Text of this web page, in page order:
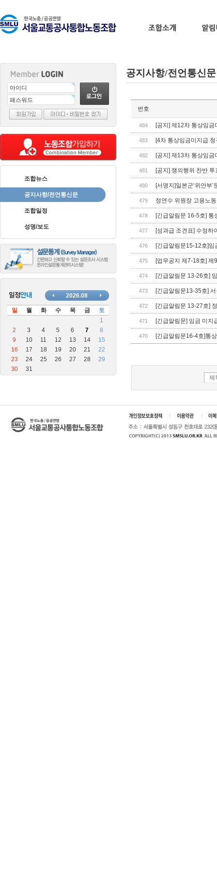
조합뉴스
공지사항/전언통신문
조합일정
성명/보도
공지사항/전언통신문
사
장
나
마
그
번호
484 [공지] 제12차 통상임
483 [4차 통상임금미지급
482 [공지] 제13차 통상임
481 [공지] 쟁의행위 찬반 투
480 [서명지]일본군‘위안부
479 정연수 위원장 고용노
478 [긴급알림문 16-5호]
477 [성과급 조견표] 수정하
476 [긴급알림문15-12호]
475 [업무공지 제7-18호]
474 [긴급알림문 13-26호]
473 [긴급알림문13-35호]
472 [긴급알림문 13-27호]
471 [긴급알림문] 임금 미
470 [긴급알림문16-4호]통
제